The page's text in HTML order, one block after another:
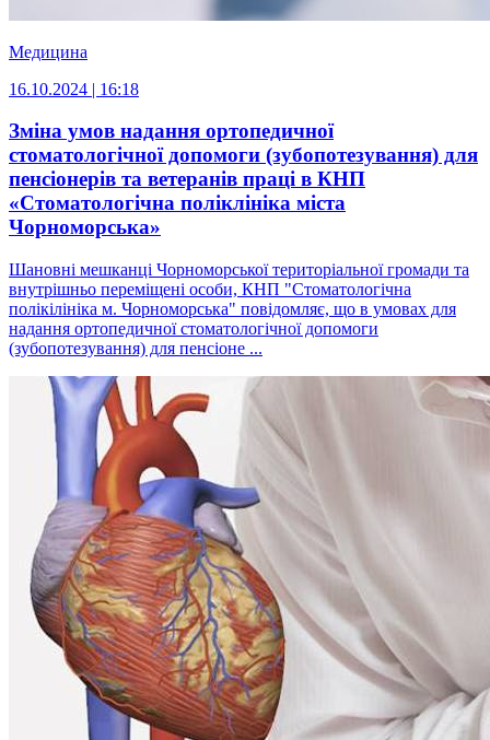
Медицина
16.10.2024 | 16:18
Зміна умов надання ортопедичної
стоматологічної допомоги (зубопотезування) для
пенсіонерів та ветеранів праці в КНП
«Стоматологічна поліклініка міста
Чорноморська»
Шановні мешканці Чорноморської територіальної громади та
внутрішньо переміщені особи, КНП "Стоматологічна
полікілініка м. Чорноморська" повідомляє, що в умовах для
надання ортопедичної стоматологічної допомоги
(зубопотезування) для пенсіоне ...